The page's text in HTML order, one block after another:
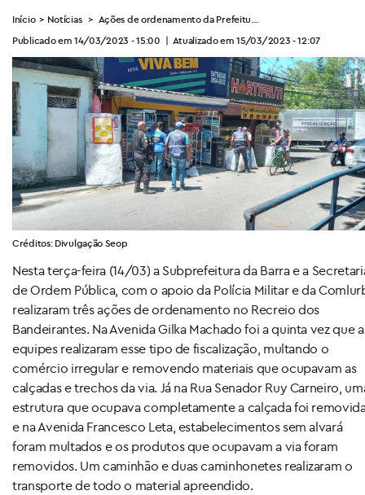
Início > Notícias > Ações de ordenamento da Prefeitura do Rio tomam conta
Publicado em 14/03/2023 - 15:00 | Atualizado em 15/03/2023 - 12:07
Créditos: Divulgação Seop
Nesta terça-feira (14/03) a Subprefeitura da Barra e a
de Ordem Pública, com o apoio da Polícia Militar e da
realizaram três ações de ordenamento no Recreio dos
Bandeirantes. Na Avenida Gilka Machado foi a quinta vez que
equipes realizaram esse tipo de fiscalização, multando o
comércio irregular e removendo materiais que ocupavam as
calçadas e trechos da via. Já na Rua Senador Ruy Carneiro,
estrutura que ocupava completamente a calçada foi
e na Avenida Francesco Leta, estabelecimentos sem alvará
foram multados e os produtos que ocupavam a via foram
removidos. Um caminhão e duas caminhonetes realizaram o
transporte de todo o material apreendido.